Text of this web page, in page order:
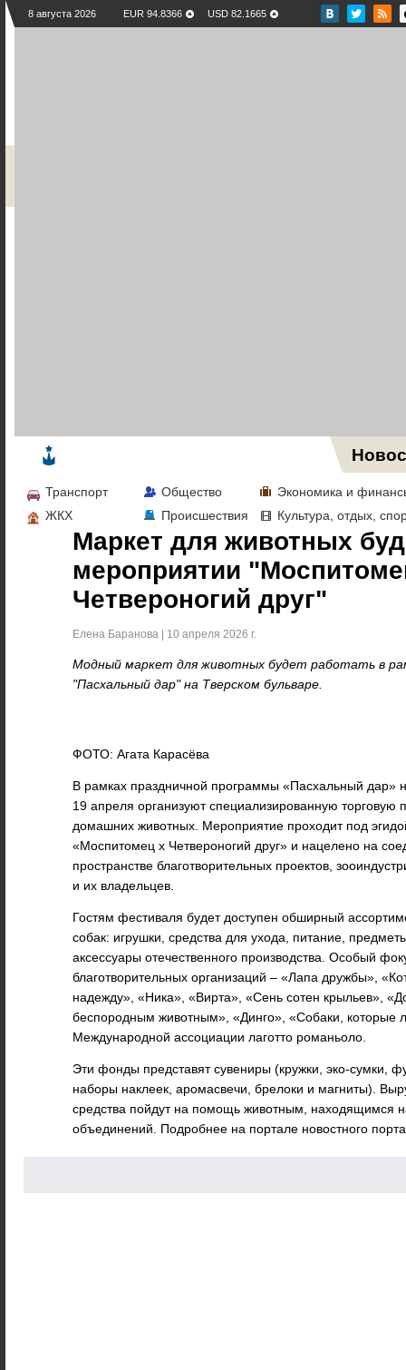
8 августа 2026 EUR 94.8366 USD 82.1665
Транспорт Общество
Экономика и
ЖКХ
Происшествия Культура, отдых,
Маркет для животных
мероприятии
Четвероногий друг"
Елена Баранова | 10 апреля 2026 г.
Модный маркет для животных будет работать в
"Пасхальный дар" на Тверском бульваре.
ФОТО: Агата Карасёва
В рамках праздничной программы «Пасхальный дар»
19 апреля организуют специализированную
домашних животных. Мероприятие проходит под
«Моспитомец х Четвероногий друг» и нацелено на
пространстве благотворительных проектов,
и их владельцев.
Гостям фестиваля будет доступен обширный
собак: игрушки, средства для ухода, питание,
аксессуары отечественного производства. Особый
благотворительных организаций – «Лапа дружбы»,
надежду», «Ника», «Вирта», «Сень сотен крыльев»,
беспородным животным», «Динго», «Собаки, которые
Международной ассоциации лаготто романьоло.
Эти фонды представят сувениры (кружки, эко-сумки,
наборы наклеек, аромасвечи, брелоки и магниты).
средства пойдут на помощь животным, находящимся
объединений. Подробнее на портале новостного